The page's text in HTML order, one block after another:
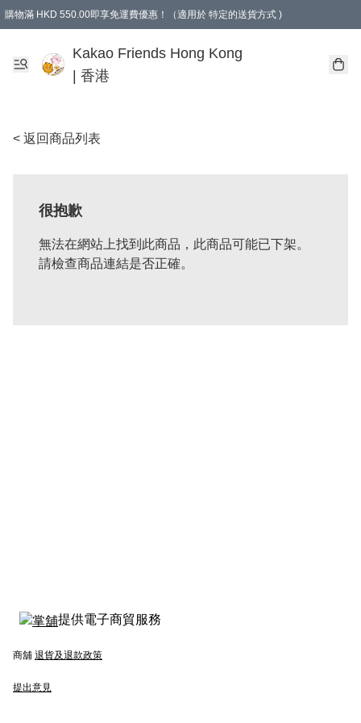
購物滿 HKD 550.00即享免運費優惠！（適用於 特定的送貨方式 )
Kakao Friends Hong Kong
| 香港
< 返回商品列表
很抱歉
無法在網站上找到此商品，此商品可能已下架。
請檢查商品連結是否正確。
提供電子商貿服務
商舖 退貨及退款政策
提出意見